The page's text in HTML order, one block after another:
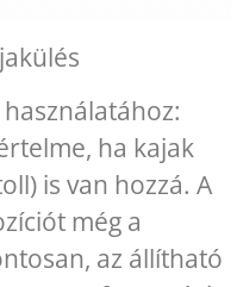
ha kajak
is van hozzá. A
még a
az állítható